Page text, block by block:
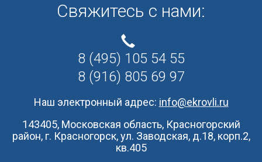
Свяжитесь с нами:
8 (495) 105 54 55
8 (916) 805 69 97
Наш электронный адрес: info@ekrovli.ru
143405, Московская область, Красногорский
район, г. Красногорск, ул. Заводская, д.18, корп.2,
кв.405